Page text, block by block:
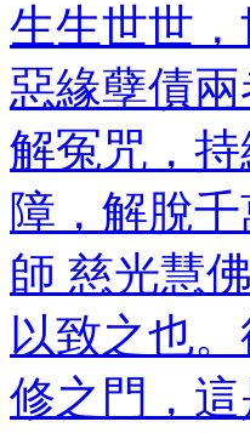
生生世世
惡緣孽債
解冤咒，
障，解脫
師 慈光慧
以致之也
修之門，